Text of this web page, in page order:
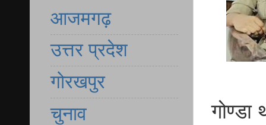
गोण्डा
आजमगढ़
उत्तर प्रदेश
गोरखपुर
चुनाव